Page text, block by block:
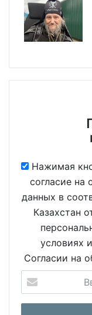
Нажимая
согласие на
данных в
Казахстан
условиях
Согласии на